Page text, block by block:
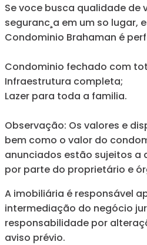
Se voce busca qualidade de
seguranc¸a em um so lugar,
Condominio Brahaman é
Condominio fechado com
Infraestrutura completa;
Lazer para toda a familia.
Observação: Os valores e
bem como o valor do
anunciados estão sujeitos
por parte do proprietário e
A imobiliária é responsável
intermediação do negócio
responsabilidade por
aviso prévio.